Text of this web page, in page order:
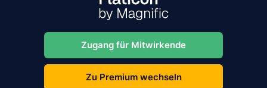
Zugang für Mitwirkende
Zu Premium wechseln